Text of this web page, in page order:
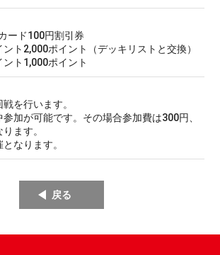
ード100円割引券
ト2,000ポイント（デッキリストと交換）
ト1,000ポイント
を行います。
加が可能です。その場合参加費は300円、
ます。
なります。
戻る